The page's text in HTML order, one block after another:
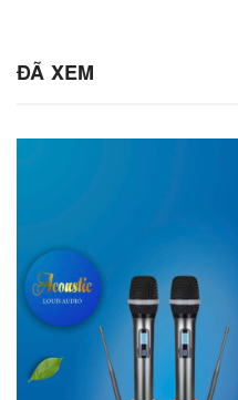
ĐÃ XEM